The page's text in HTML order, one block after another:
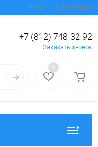
Вход Регистрация
+7 (812) 748-32-92
Заказать звонок
0